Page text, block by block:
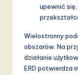
upewnić
Wielostronny
obszarów. Na
działanie
ERD potwierdza